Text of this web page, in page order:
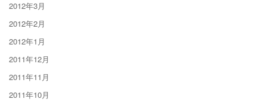
2012年3月
2012年2月
2012年1月
2011年12月
2011年11月
2011年10月